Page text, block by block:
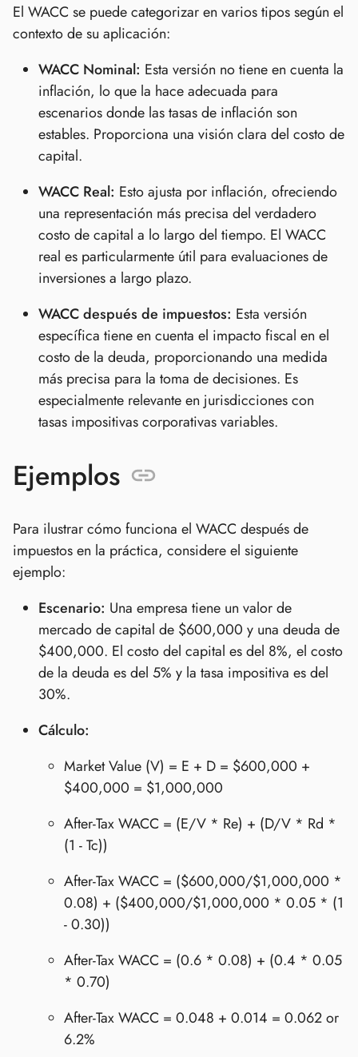
El WACC se puede categorizar en varios tipos según el
contexto de su aplicación:
WACC Nominal: Esta versión no tiene en cuenta la
inflación, lo que la hace adecuada para
escenarios donde las tasas de inflación son
estables. Proporciona una visión clara del costo de
capital.
WACC Real: Esto ajusta por inflación, ofreciendo
una representación más precisa del verdadero
costo de capital a lo largo del tiempo. El WACC
real es particularmente útil para evaluaciones de
inversiones a largo plazo.
WACC después de impuestos: Esta versión
específica tiene en cuenta el impacto fiscal en el
costo de la deuda, proporcionando una medida
más precisa para la toma de decisiones. Es
especialmente relevante en jurisdicciones con
tasas impositivas corporativas variables.
Ejemplos
Para ilustrar cómo funciona el WACC después de
impuestos en la práctica, considere el siguiente
ejemplo:
Escenario: Una empresa tiene un valor de
mercado de capital de $600,000 y una deuda de
$400,000. El costo del capital es del 8%, el costo
de la deuda es del 5% y la tasa impositiva es del
30%.
Cálculo:
Market Value (V) = E + D = $600,000 +
$400,000 = $1,000,000
After-Tax WACC = (E/V * Re) + (D/V * Rd *
(1 - Tc))
After-Tax WACC = ($600,000/$1,000,000 *
0.08) + ($400,000/$1,000,000 * 0.05 * (1
- 0.30))
After-Tax WACC = (0.6 * 0.08) + (0.4 * 0.05
* 0.70)
After-Tax WACC = 0.048 + 0.014 = 0.062 or
6.2%